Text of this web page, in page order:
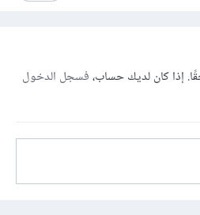
إذا كان لديك حساب،فسجل الدخول